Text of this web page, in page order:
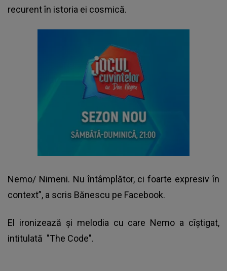
recurent în istoria ei cosmică.
Nemo/ Nimeni. Nu întâmplător, ci foarte expresiv în
context”, a scris Bănescu pe Facebook.
El ironizează şi melodia cu care Nemo a cîştigat,
intitulată "The Code".